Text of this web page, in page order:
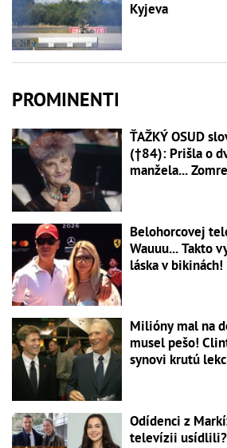
Kyjeva
PROMINENTI
ŤAŽKÝ OSUD
(†84): Prišla o
manžela...
Belohorcovej
Wauuu... Takto
láska v bikinách!
Milióny mal na
musel pešo!
synovi krutú
Odídenci z
televízii usídlili?